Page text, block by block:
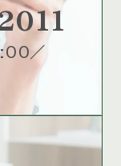
／